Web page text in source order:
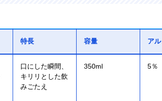
特長 容量 ア
口にした瞬間、
キリリとした飲
みごたえ
350ml 5％